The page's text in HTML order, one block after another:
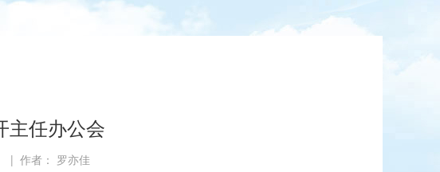
主任办公会
| 作者： 罗亦佳